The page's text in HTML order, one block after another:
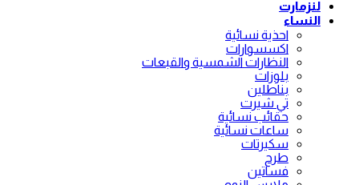
لنزمارت
النساء
احذية نسائية
اكسسوارات
النظارات الشمسية والقبعات
بلوزات
بناطلين
تي شيرت
حقائب نسائية
ساعات نسائية
سكيرتات
طرح
فساتين